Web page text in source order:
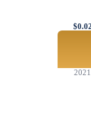
$0.02
2021